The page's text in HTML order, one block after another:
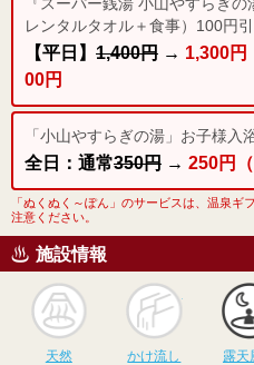
レンタルタオル＋食事）100円引
【平日】 1,400円 → 1,300円
00円
「小山やすらぎの湯」お子様入
全日：通常350円 → 250円
「ぬくぬく～ぽん」のサービスは、温泉
注意ください。
施設情報
天然
かけ流し
かけ流し 露天